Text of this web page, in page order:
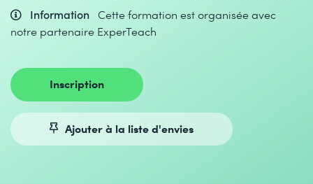
Information Cette formation est organisée avec
notre partenaire ExperTeach
Inscription
Ajouter à la liste d'envies